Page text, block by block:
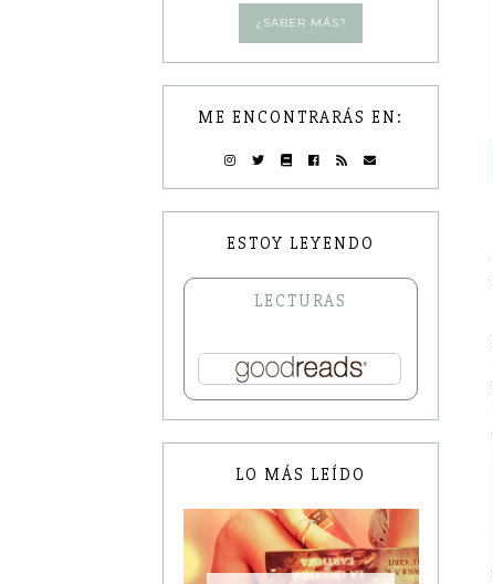
¿SABER MÁS?
ME ENCONTRARÁS EN:
ESTOY LEYENDO
LECTURAS
LO MÁS LEÍDO